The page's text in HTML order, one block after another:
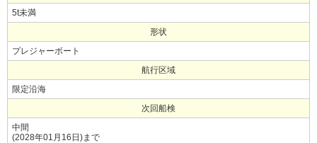
5t未満
形状
プレジャーボート
航行区域
限定沿海
次回船検
中間
(2028年01月16日)まで